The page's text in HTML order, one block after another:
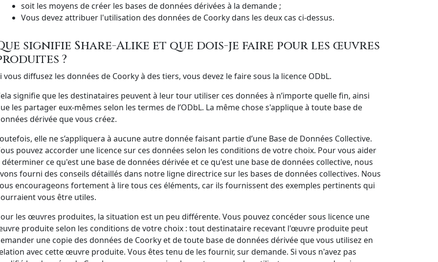
soit les moyens de créer les bases de données dérivées à la demande ;
Vous devez attribuer l'utilisation des données de Coorky dans les deux cas ci-dessus.
signifie Share-Alike et que dois-je faire pour les œuvres
?
vous diffusez les données de Coorky à des tiers, vous devez le faire sous la licence ODbL.
signifie que les destinataires peuvent à leur tour utiliser ces données à n’importe quelle fin, ainsi
les partager eux-mêmes selon les termes de l’ODbL. La même chose s'applique à toute base de
dérivée que vous créez.
elle ne s’appliquera à aucune autre donnée faisant partie d’une Base de Données Collective.
pouvez accorder une licence sur ces données selon les conditions de votre choix. Pour vous aider
déterminer ce qu'est une base de données dérivée et ce qu'est une base de données collective, nous
fourni des conseils détaillés dans notre ligne directrice sur les bases de données collectives. Nous
encourageons fortement à lire tous ces éléments, car ils fournissent des exemples pertinents qui
vous être utiles.
les œuvres produites, la situation est un peu différente. Vous pouvez concéder sous licence une
produite selon les conditions de votre choix : tout destinataire recevant l'œuvre produite peut
une copie des données de Coorky et de toute base de données dérivée que vous utilisez en
avec cette œuvre produite. Vous êtes tenu de les fournir, sur demande. Si vous n'avez pas